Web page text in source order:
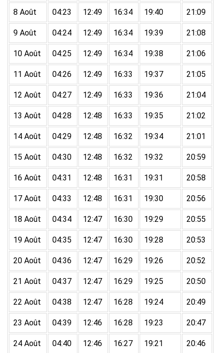
8 Août 04:23 12:49 16:34 19:40 21:09
9 Août 04:24 12:49 16:34 19:39 21:08
10 Août 04:25 12:49 16:34 19:38 21:06
11 Août 04:26 12:49 16:33 19:37 21:05
12 Août 04:27 12:49 16:33 19:36 21:04
13 Août 04:28 12:48 16:33 19:35 21:02
14 Août 04:29 12:48 16:32 19:34 21:01
15 Août 04:30 12:48 16:32 19:32 20:59
16 Août 04:31 12:48 16:31 19:31 20:58
17 Août 04:33 12:48 16:31 19:30 20:56
18 Août 04:34 12:47 16:30 19:29 20:55
19 Août 04:35 12:47 16:30 19:28 20:53
20 Août 04:36 12:47 16:29 19:26 20:52
21 Août 04:37 12:47 16:29 19:25 20:50
22 Août 04:38 12:47 16:28 19:24 20:49
23 Août 04:39 12:46 16:28 19:23 20:47
24 Août 04:40 12:46 16:27 19:21 20:46